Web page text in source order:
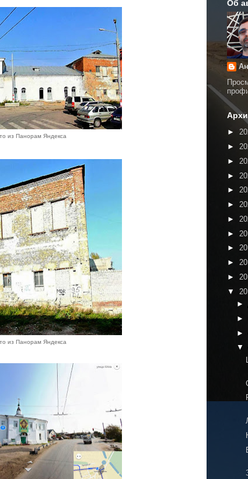
из Панорам Яндекса
из Панорам Яндекса
Об
►
►
►
►
►
►
►
►
►
►
►
▼
►
►
►
▼